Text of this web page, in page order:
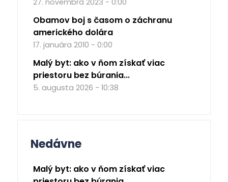
27. novembra 2023 - 0:00
Obamov boj s časom o záchranu
amerického dolára
17. januára 2010 - 0:00
Malý byt: ako v ňom získať viac
priestoru bez búrania...
5. augusta 2026 - 10:38
Nedávne
Malý byt: ako v ňom získať viac